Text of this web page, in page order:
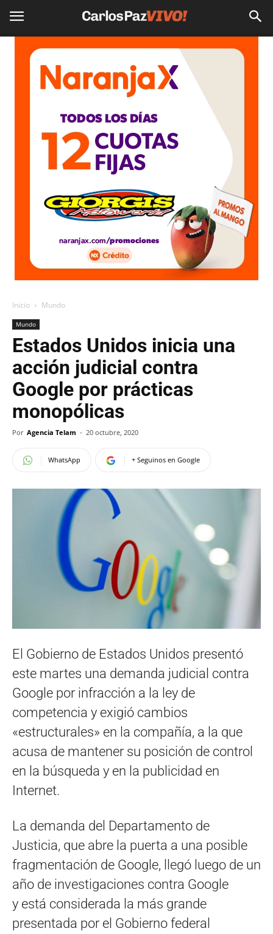
Inicio Mundo
Mundo
Estados Unidos inicia una
acción judicial contra
Google por prácticas
monopólicas
Por Agencia Telam - 20 octubre, 2020
WhatsApp + Seguinos en Google
El Gobierno de Estados Unidos presentó
este martes una demanda judicial contra
Google por infracción a la ley de
competencia y exigió cambios
«estructurales» en la compañía, a la que
acusa de mantener su posición de control
en la búsqueda y en la publicidad en
Internet.
La demanda del Departamento de
Justicia, que abre la puerta a una posible
fragmentación de Google, llegó luego de un
año de investigaciones contra Google
y está considerada la más grande
presentada por el Gobierno federal